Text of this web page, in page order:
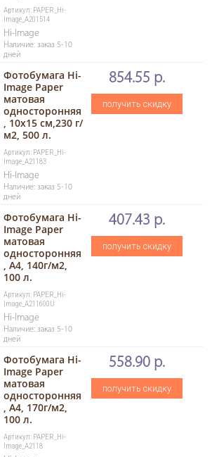
Артикул: PAPER_Hi-
Image_A201514
Hi-Image
Наличие: заказ 5-10
дней
Фотобумага Hi-
Image Paper
матовая
односторонняя
, 10x15 см,230 г/
м2, 500 л.
Артикул: PAPER_Hi-
Image_A21183
Hi-Image
Наличие: заказ 5-10
дней
854.55 р.
получить скидку
Фотобумага Hi-
Image Paper
матовая
односторонняя
, A4, 140г/м2,
100 л.
Артикул: PAPER_Hi-
Image_A211600U
Hi-Image
Наличие: заказ 5-10
дней
407.43 р.
получить скидку
Фотобумага Hi-
Image Paper
матовая
односторонняя
, A4, 170г/м2,
100 л.
Артикул: PAPER_Hi-
Image_A2118
558.90 р.
получить скидку